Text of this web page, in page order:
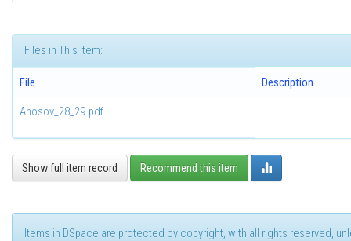
Files in This Item:
File Description
Anosov_28_29.pdf
Show full item record Recommend this item
Items in DSpace are protected by copyright, with all rights reserved,